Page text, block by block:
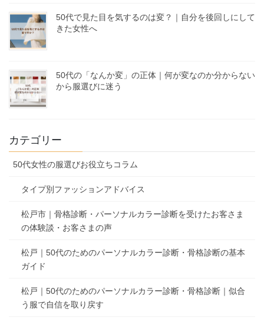
50代で見た目を気するのは変？｜自分を後回しにして
きた女性へ
50代の「なんか変」の正体｜何が変なのか分からない
から服選びに迷う
カテゴリー
50代女性の服選びお役立ちコラム
タイプ別ファッションアドバイス
松戸市｜骨格診断・パーソナルカラー診断を受けたお客さま
の体験談・お客さまの声
松戸｜50代のためのパーソナルカラー診断・骨格診断の基本
ガイド
松戸｜50代のためのパーソナルカラー診断・骨格診断｜似合
う服で自信を取り戻す